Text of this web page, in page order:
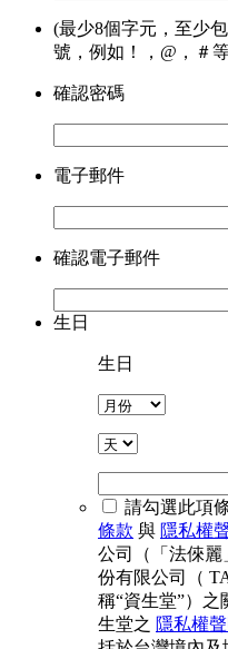
(最少8個字元，至少
號，例如！，@，＃
確認密碼
電子郵件
確認電子郵件
生日
生日
請勾選此項
條款 與 隱私權
公司（「法倈麗
份有限公司（
稱“資生堂”）
生堂之 隱私權